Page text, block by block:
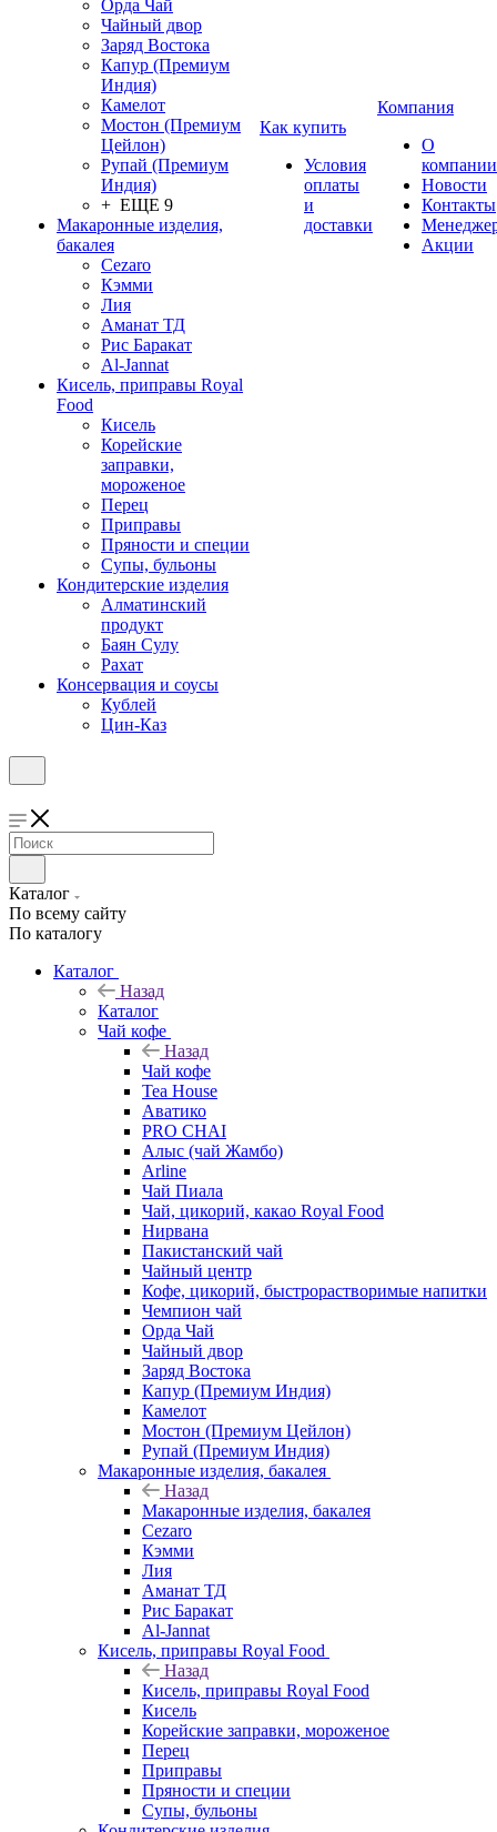
Орда Чай
Чайный двор
Заряд Востока
Капур (Премиум
Индия)
Камелот
Мостон (Премиум
Цейлон)
Рупай (Премиум
Индия)
+ ЕЩЕ 9
Макаронные изделия,
бакалея
Cezaro
Кэмми
Лия
Аманат ТД
Рис Баракат
Al-Jannat
Кисель, приправы Royal
Food
Кисель
Корейские
заправки,
мороженое
Перец
Приправы
Пряности и специи
Супы, бульоны
Кондитерские изделия
Алматинский
продукт
Баян Сулу
Рахат
Консервация и соусы
Кублей
Цин-Каз
Как купить
Условия
оплаты
и
доставки
Компания
О
компании
Новости
Контакты
Акции
Каталог
По всему сайту
По каталогу
Каталог
Назад
Каталог
Чай кофе
Назад
Чай кофе
Tea House
Аватико
PRO CHAI
Алыс (чай Жамбо)
Arline
Чай Пиала
Чай, цикорий, какао Royal Food
Нирвана
Пакистанский чай
Чайный центр
Кофе, цикорий, быстрорастворимые напитки
Чемпион чай
Орда Чай
Чайный двор
Заряд Востока
Капур (Премиум Индия)
Камелот
Мостон (Премиум Цейлон)
Рупай (Премиум Индия)
Макаронные изделия, бакалея
Назад
Макаронные изделия, бакалея
Cezaro
Кэмми
Лия
Аманат ТД
Рис Баракат
Al-Jannat
Кисель, приправы Royal Food
Назад
Кисель, приправы Royal Food
Кисель
Корейские заправки, мороженое
Перец
Приправы
Пряности и специи
Супы, бульоны